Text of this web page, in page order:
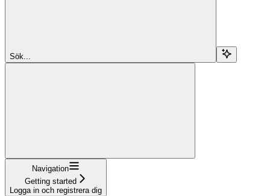
Sök...
Navigation
Getting started
Logga in och registrera dig